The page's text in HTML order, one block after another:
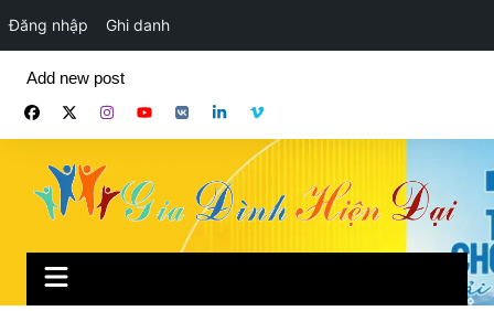
Đăng nhập Ghi danh
phần
Add new post